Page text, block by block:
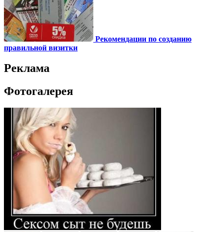
Рекомендации по созданию
правильной визитки
Реклама
Фотогалерея